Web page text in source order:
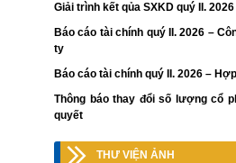
Giải trình kết qủa SXKD quý II. 2026
Báo cáo tài chính quý II. 2026 –
ty
Báo cáo tài chính quý II. 2026 –
Thông báo thay đổi số lượng cổ
quyết
THƯ VIỆN ẢNH